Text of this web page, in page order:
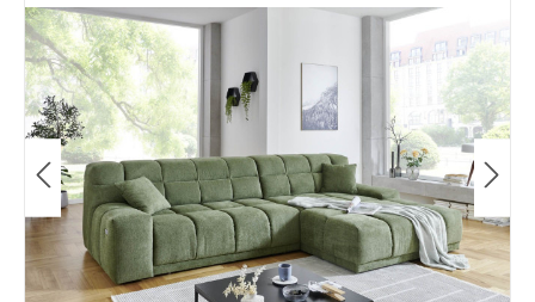
Bildergalerie überspringen